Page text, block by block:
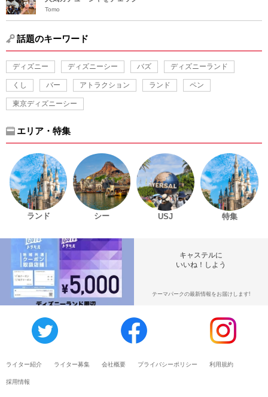
Tomo
話題のキーワード
ディズニー ディズニーシー バズ ディズニーランド
くし バー アトラクション ランド ペン
東京ディズニーシー
エリア・特集
ランド シー USJ 特集
キャステルに
いいね！しよう
テーマパークの最新情報をお届けします!
ライター紹介 ライター募集 会社概要 プライバシーポリシー 利用規約
採用情報